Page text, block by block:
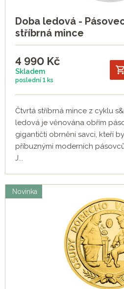
Doba ledová -
stříbrná mince
4 990 Kč
Skladem
poslední 1 ks
Čtvrtá stříbrná mince z cyklu
ledová je věnována obřím
gigantičtí obrnění savci, kteří
příbuznými moderních
J...
Novinka